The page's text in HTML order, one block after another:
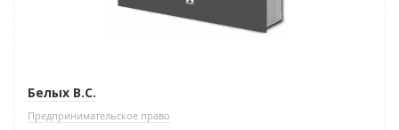
Белых В.С.
Предпринимательское право